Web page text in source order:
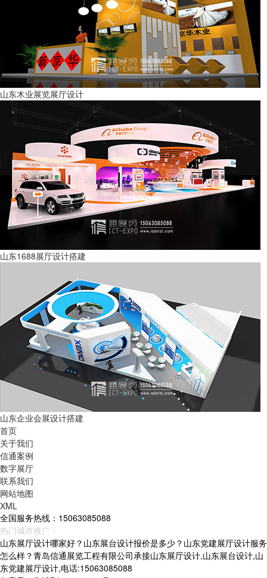
山东木业展览展厅设计
山东1688展厅设计搭建
山东企业会展设计搭建
首页
关于我们
信通案例
数字展厅
联系我们
网站地图
XML
全国服务热线：15063085088
热门城市推广：
山东展厅设计哪家好？山东展台设计报价是多少？山东党建展厅设计服务
怎么样？青岛信通展览工程有限公司承接山东展厅设计,山东展台设计,山
东党建展厅设计,电话:15063085088